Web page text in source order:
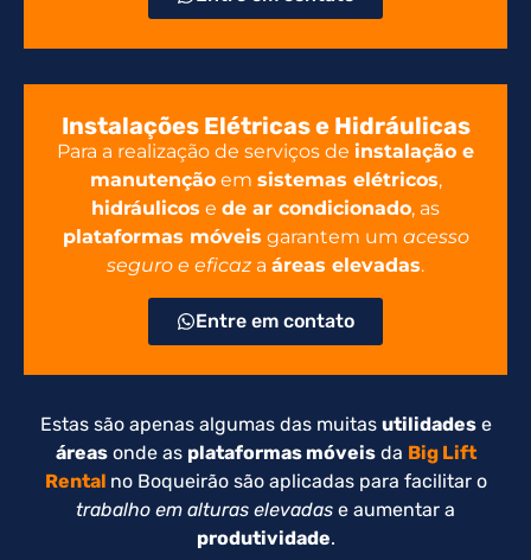
Instalações Elétricas e Hidráulicas
Para a realização de serviços de instalação e
manutençãoem sistemas elétricos,
hidráulicos e de ar condicionado, as
plataformas móveis garantem um acesso
seguro e eficaz a áreas elevadas.
Entre em contato
Estas são apenas algumas das muitas utilidadese
áreasonde as plataformas móveisda Big Lift
Rental no Boqueirão são aplicadas para facilitar o
trabalho em alturas elevadas e aumentar a
produtividade.